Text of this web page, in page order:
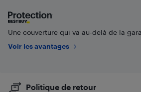
Une couverture qui va au-delà de la
Voir les avantages
Politique de retour